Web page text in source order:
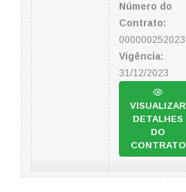
Número do
Contrato:
000000252023
Vigência:
31/12/2023
VISUALIZAR
DETALHES
DO
CONTRATO